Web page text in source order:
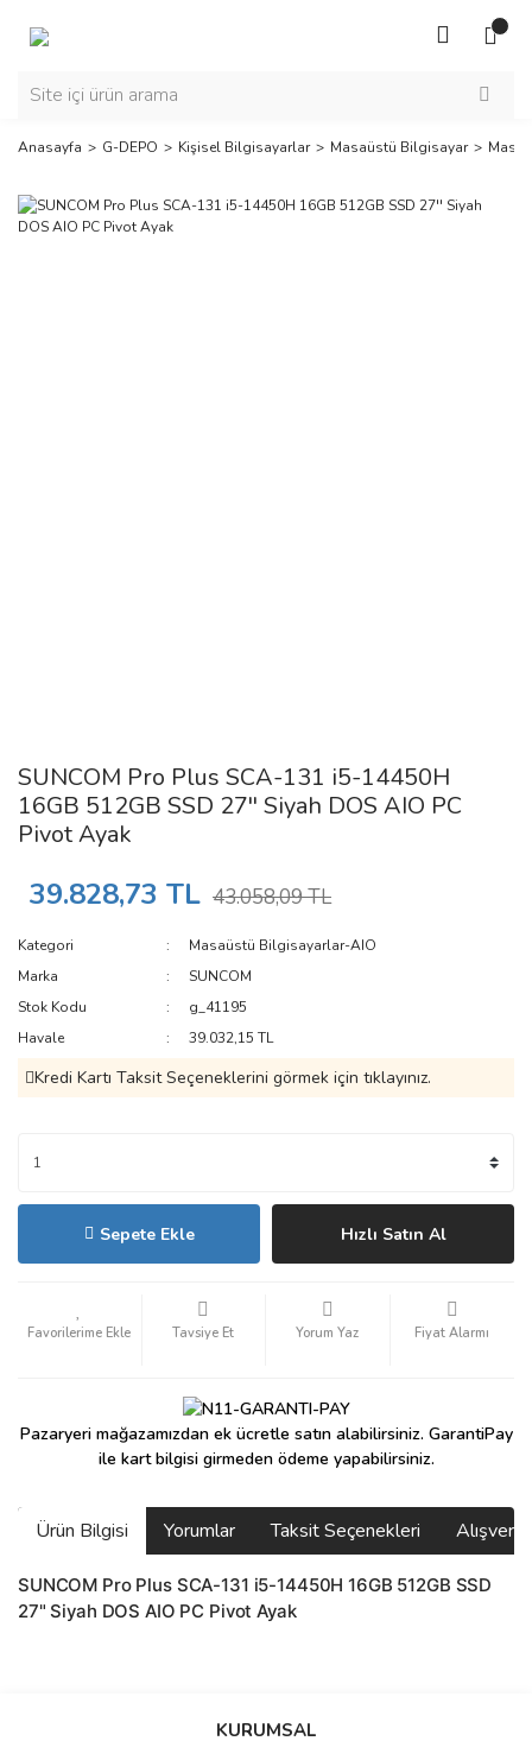
Anasayfa G-DEPO Kişisel Bilgisayarlar Masaüstü Bilgisayar
SUNCOM Pro Plus SCA-131 i5-14450H
16GB 512GB SSD 27'' Siyah DOS AIO PC
Pivot Ayak
39.828,73 TL 43.058,09 TL
Kategori
Masaüstü Bilgisayarlar-AIO
Marka
SUNCOM
Stok Kodu
g_41195
Havale
39.032,15 TL
Kredi Kartı Taksit Seçeneklerini görmek için tıklayınız.
Sepete Ekle Hızlı Satın Al
Tavsiye Et Yorum Yaz Fiyat Alarmı
Pazaryeri mağazamızdan ek ücretle satın alabilirsiniz. GarantiPay
ile kart bilgisi girmeden ödeme yapabilirsiniz.
Ürün Bilgisi Yorumlar Taksit Seçenekleri
SUNCOM Pro Plus SCA-131 i5-14450H 16GB 512GB SSD
27" Siyah DOS AIO PC Pivot Ayak
Bu ürüne ilk yorumu siz yapın!
KURUMSAL